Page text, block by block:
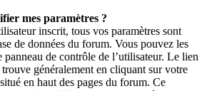
mes paramètres ?
inscrit, tous vos paramètres sont
de données du forum. Vous pouvez les
de contrôle de l’utilisateur. Le lien
généralement en cliquant sur votre
en haut des pages du forum. Ce